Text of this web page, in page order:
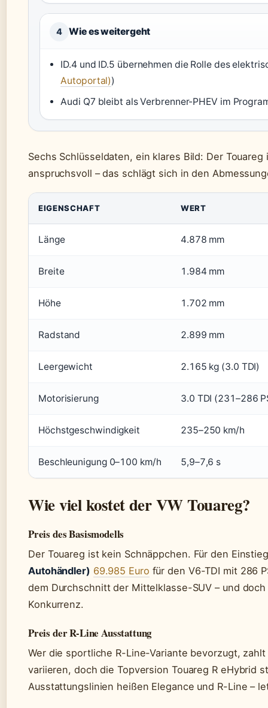
4 Wie es weitergeht
ID.4 und ID.5 übernehmen die Rolle des
Autoportal))
Audi Q7 bleibt als Verbrenner-PHEV im
Sechs Schlüsseldaten, ein klares Bild: Der
anspruchsvoll – das schlägt sich in den
EIGENSCHAFT WERT
Länge 4.878 mm
Breite 1.984 mm
Höhe 1.702 mm
Radstand 2.899 mm
Leergewicht 2.165 kg (3.0 TDI)
Motorisierung 3.0 TDI (231–286
Höchstgeschwindigkeit 235–250 km/h
Beschleunigung 0–100 km/h 5,9–7,6 s
Wie viel kostet der VW Touareg?
Preis des Basismodells
Der Touareg ist kein Schnäppchen. Für den
Autohändler) 69.985 Euro für den V6-TDI mit 286
dem Durchschnitt der Mittelklasse-SUV – und
Konkurrenz.
Preis der R-Line Ausstattung
Wer die sportliche R-Line-Variante bevorzugt,
variieren, doch die Topversion Touareg R eHybrid
Ausstattungslinien heißen Elegance und R-Line –